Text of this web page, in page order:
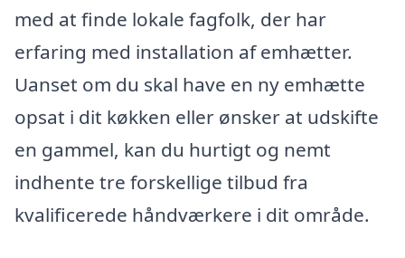
med at finde lokale fagfolk, der har
erfaring med installation af emhætter.
Uanset om du skal have en ny emhætte
opsat i dit køkken eller ønsker at udskifte
en gammel, kan du hurtigt og nemt
indhente tre forskellige tilbud fra
kvalificerede håndværkere i dit område.